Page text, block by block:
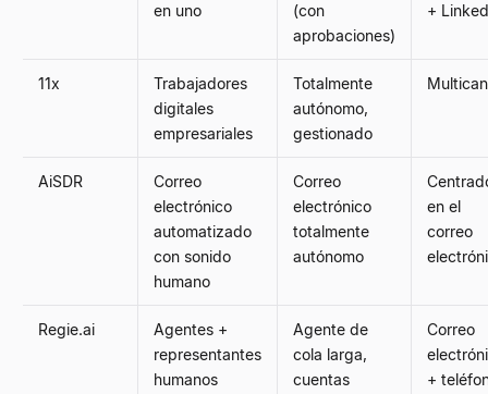
en uno
(con
aprobaciones)
+
11x
Trabajadores
digitales
empresariales
Totalmente
autónomo,
gestionado
AiSDR
Correo
electrónico
automatizado
con sonido
humano
Correo
electrónico
totalmente
autónomo
en el
correo
Regie.ai
Agentes +
representantes
humanos
Agente de
cola larga,
cuentas
Correo
+